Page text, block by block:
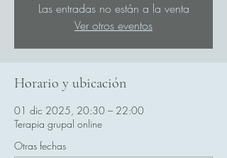
Las entradas no están a la venta
Ver otros eventos
Horario y ubicación
01 dic 2025, 20:30 – 22:00
Terapia grupal online
Otras fechas